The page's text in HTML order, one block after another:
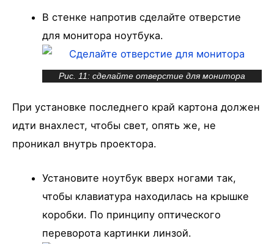
В стенке напротив сделайте отверстие
для монитора ноутбука.
Рис. 11: сделайте отверстие для монитора
При установке последнего край картона должен
идти внахлест, чтобы свет, опять же, не
проникал внутрь проектора.
Установите ноутбук вверх ногами так,
чтобы клавиатура находилась на крышке
коробки. По принципу оптического
переворота картинки линзой.